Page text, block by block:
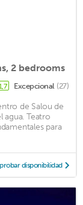
2 bedrooms
Excepcional (27)
de Salou de
agua. Teatro
para
disponibilidad